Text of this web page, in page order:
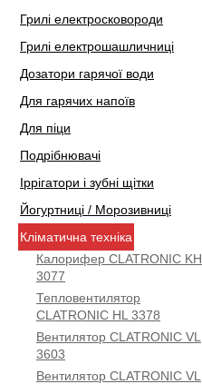
Грилі електросковороди
Грилі електрошашличниці
Дозатори гарячої води
Для гарячих напоїв
Для піци
Подрібнювачі
Іррігатори і зубні щітки
Йогуртниці / Морозивниці
Кліматична техніка
Калорифер CLATRONIC KH
3077
Тепловентилятор
CLATRONIC HL 3378
Вентилятор CLATRONIC VL
3603
Вентилятор CLATRONIC VL